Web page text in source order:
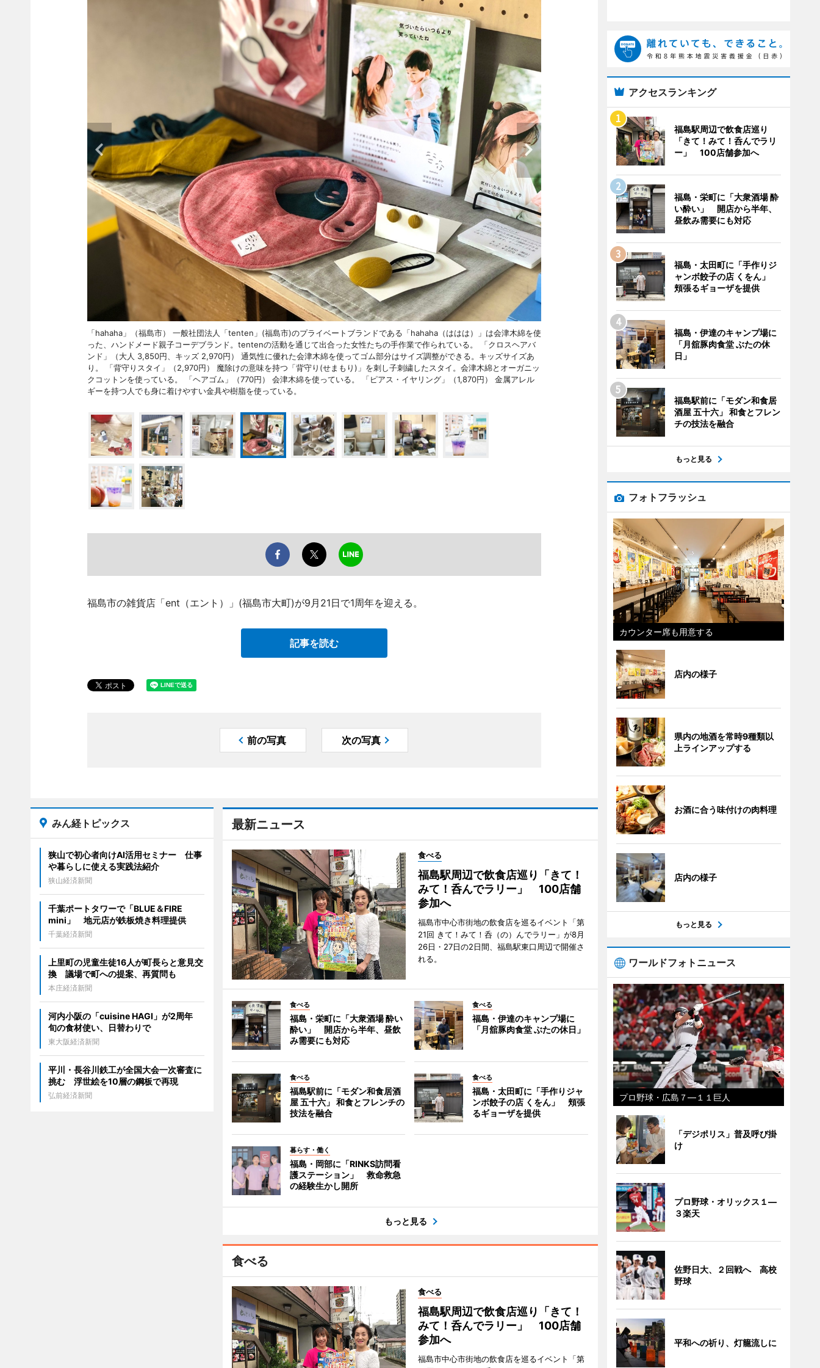
「hahaha」（福島市） 一般社団法人「tenten」(福島市)のプライベートブランドである「hahaha（ははは）」は会津木綿を使
った、ハンドメード親子コーデブランド。tentenの活動を通じて出合った女性たちの手作業で作られている。 「クロスヘアバ
ンド」（大人 3,850円、キッズ 2,970円） 通気性に優れた会津木綿を使ってゴム部分はサイズ調整ができる。キッズサイズあ
り。 「背守りスタイ」（2,970円） 魔除けの意味を持つ「背守り(せまもり)」を刺し子刺繍したスタイ。会津木綿とオーガニッ
クコットンを使っている。 「ヘアゴム」（770円） 会津木綿を使っている。 「ピアス・イヤリング」（1,870円） 金属アレル
ギーを持つ人でも身に着けやすい金具や樹脂を使っている。
福島市の雑貨店「ent（エント）」(福島市大町)が9月21日で1周年を迎える。
記事を読む
前の写真 次の写真
最新ニュース
食べる
福島駅周辺で飲食店巡り「きて！
みて！呑んでラリー」 100店舗
参加へ
福島市中心市街地の飲食店を巡るイベント「第
21回 きて！みて！呑（の）んでラリー」が8月
26日・27日の2日間、福島駅東口周辺で開催さ
れる。
食べる
福島・栄町に「大衆酒場 酔い
酔い」 開店から半年、昼飲
み需要にも対応
食べる
福島・伊達のキャンプ場に
「月舘豚肉食堂 ぶたの休日」
食べる
福島駅前に「モダン和食居酒
屋 五十六」 和食とフレンチの
技法を融合
食べる
福島・太田町に「手作りジャ
ンボ餃子の店 くをん」 頬張
るギョーザを提供
暮らす・働く
福島・岡部に「RINKS訪問看
護ステーション」 救命救急
の経験生かし開所
もっと見る
食べる
食べる
福島駅周辺で飲食店巡り「きて！
みて！呑んでラリー」 100店舗
参加へ
福島市中心市街地の飲食店を巡るイベント「第
みん経トピックス
狭山で初心者向けAI活用セミナー 仕事
や暮らしに使える実践法紹介
狭山経済新聞
千葉ポートタワーで「BLUE＆FIRE
mini」 地元店が鉄板焼き料理提供
千葉経済新聞
上里町の児童生徒16人が町長らと意見交
換 議場で町への提案、再質問も
本庄経済新聞
河内小阪の「cuisine HAGI」が2周年
旬の食材使い、日替わりで
東大阪経済新聞
平川・長谷川鉄工が全国大会一次審査に
挑む 浮世絵を10層の鋼板で再現
弘前経済新聞
アクセスランキング
福島駅周辺で飲食店巡り
「きて！みて！呑んでラリ
ー」 100店舗参加へ
福島・栄町に「大衆酒場 酔
い酔い」 開店から半年、
昼飲み需要にも対応
福島・太田町に「手作りジ
ャンボ餃子の店 くをん」
頬張るギョーザを提供
福島・伊達のキャンプ場に
「月舘豚肉食堂 ぶたの休
日」
福島駅前に「モダン和食居
酒屋 五十六」 和食とフレン
チの技法を融合
もっと見る
フォトフラッシュ
カウンター席も用意する
店内の様子
県内の地酒を常時9種類以
上ラインアップする
お酒に合う味付けの肉料理
店内の様子
もっと見る
ワールドフォトニュース
プロ野球・広島７―１１巨人
「デジポリス」普及呼び掛
け
プロ野球・オリックス１―
３楽天
佐野日大、２回戦へ 高校
野球
平和への祈り、灯籠流しに